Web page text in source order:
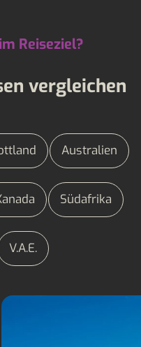
Reiseziel?
vergleichen
Australien
Südafrika
V.A.E.